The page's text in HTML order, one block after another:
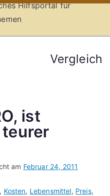
Hilfsportal für
Vergleich
ist
am Februar 24, 2011
, Kosten, Lebensmittel, Preis,